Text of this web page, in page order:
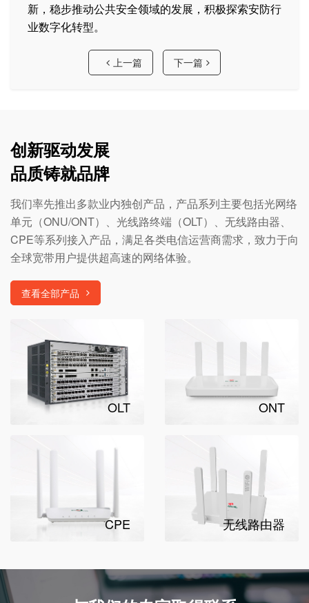
新，稳步推动公共安全领域的发展，积极探索安防行
业数字化转型。
上一篇 下一篇
创新驱动发展
品质铸就品牌
我们率先推出多款业内独创产品，产品系列主要包括光网络
单元（ONU/ONT）、光线路终端（OLT）、无线路由器、
CPE等系列接入产品，满足各类电信运营商需求，致力于向
全球宽带用户提供超高速的网络体验。
查看全部产品
OLT ONT
CPE 无线路由器